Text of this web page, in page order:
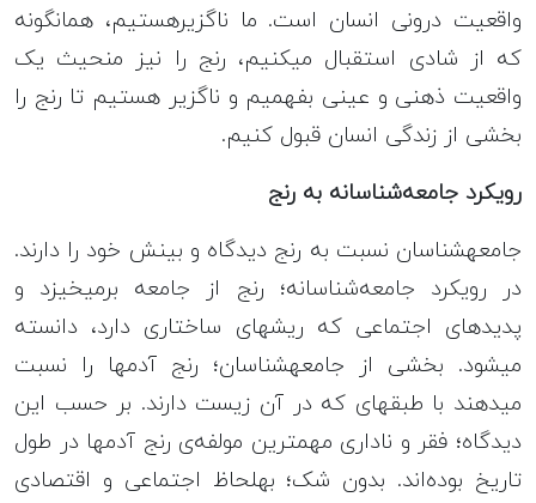
واقعیت درونی انسان است. ما ناگزیرهستیم، همان‎گونه
که از شادی استقبال می‎کنیم، رنج را نیز منحیث یک
واقعیت ذهنی و عینی بفهمیم و ناگزیر هستیم تا رنج را
بخشی از زندگی انسان قبول کنیم.
رویکرد جامعه‎‌شناسانه به رنج
جامعه‎شناسان نسبت به رنج دیدگاه و بینش خود را دارند.
در رویکرد جامعه‌شناسانه؛ رنج از جامعه برمی‎خیزد و
پدیده‎ای اجتماعی‌ که ریشه‎ای ساختاری دارد، دانسته
می‎شود. بخشی از جامعه‎شناسان؛ رنج آدم‎ها را نسبت
می‎دهند با طبقه‎ای که در آن زیست دارند. بر حسب این
دیدگاه؛ فقر و ناداری مهم‎ترین مولفه‎‌ی رنج آدم‎ها در طول
تاریخ بوده‌اند. بدون شک؛ به‎لحاظ اجتماعی و اقتصادی